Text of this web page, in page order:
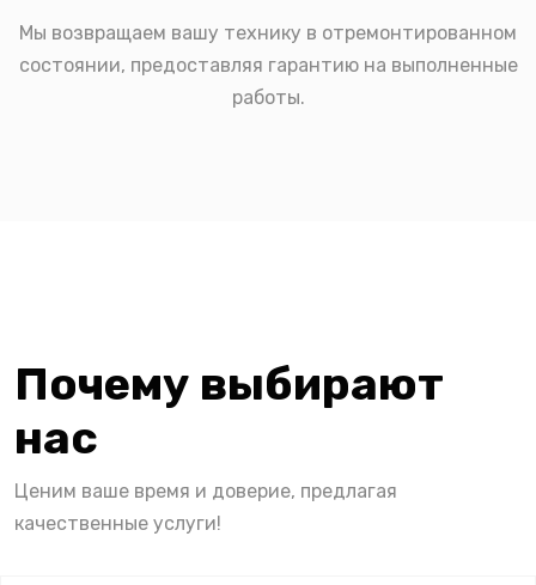
Мы возвращаем вашу технику в отремонтированном
состоянии, предоставляя гарантию на выполненные
работы.
Почему выбирают
нас
Ценим ваше время и доверие, предлагая
качественные услуги!